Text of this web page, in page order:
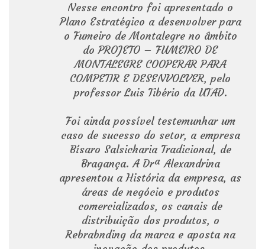
Nesse encontro foi apresentado o
Plano Estratégico a desenvolver para
o Fumeiro de Montalegre no âmbito
do PROJETO – FUMEIRO DE
MONTALEGRE COOPERAR PARA
COMPETIR E DESENVOLVER, pelo
professor Luis Tibério da UTAD.
Foi ainda possível testemunhar um
caso de sucesso do setor, a empresa
Bísaro Salsicharia Tradicional, de
Bragança. A Drª Alexandrina
apresentou a História da empresa, as
áreas de negócio e produtos
comercializados, os canais de
distribuição dos produtos, o
Rebrabnding da marca e aposta na